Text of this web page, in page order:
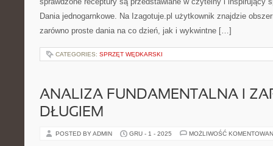
Dania jednogarnkowe. Na Izagotuje.pl użytkownik znajdzie
zarówno proste dania na co dzień, jak i wykwintne […]
CATEGORIES: SPRZĘT WĘDKARSKI
ANALIZA FUNDAMENTALNA I
DŁUGIEM
POSTED BY ADMIN GRU - 1 - 2025 MOŻLIWOŚĆ